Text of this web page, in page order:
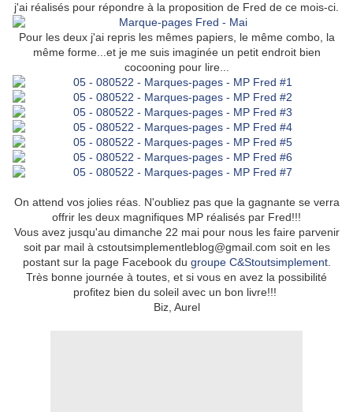
j'ai réalisés pour répondre à la proposition de Fred de ce mois-ci.
Pour les deux j'ai repris les mêmes papiers, le même combo, la
même forme...et je me suis imaginée un petit endroit bien
cocooning pour lire...
On attend vos jolies réas. N'oubliez pas que la gagnante se verra
offrir les deux magnifiques MP réalisés par Fred!!!
Vous avez jusqu'au dimanche 22 mai pour nous les faire parvenir
soit par mail à cstoutsimplementleblog@gmail.com soit en les
postant sur la page Facebook du groupe C&Stoutsimplement.
Très bonne journée à toutes, et si vous en avez la possibilité
profitez bien du soleil avec un bon livre!!!
Biz, Aurel